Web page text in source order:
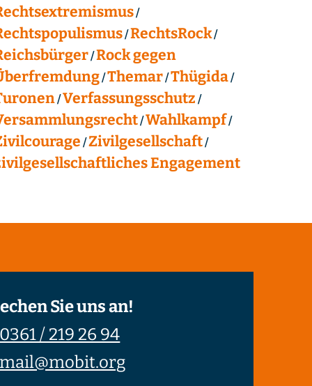
RechtsRock
Rock gegen
Themar Thügida
Verfassungsschutz
Wahlkampf
Zivilgesellschaft
Engagement
Sie uns an!
0361 / 219 26 94
mail@mobit.org